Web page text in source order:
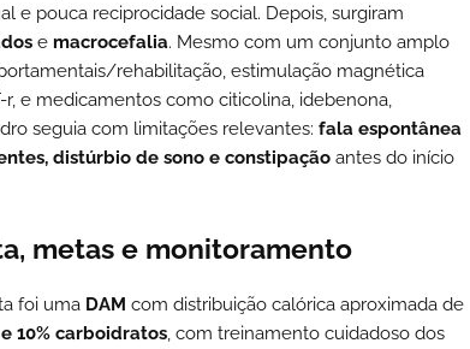
e pouca reciprocidade social. Depois, surgiram
e macrocefalia. Mesmo com um conjunto amplo
rehabilitação, estimulação magnética
e medicamentos como citicolina, idebenona,
seguia com limitações relevantes: fala espontânea
distúrbio de sono e constipação antes do início
metas e monitoramento
foi uma DAM com distribuição calórica aproximada de
10% carboidratos, com treinamento cuidadoso dos